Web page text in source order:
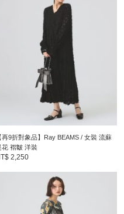
機電腦螢幕顯示而有些許不
。
品照。
。秉持著”The way of chic”
案出有趣的單品。保持著
的女性能夠找到”chic”的生活
再9折對象品】Ray BEAMS / 女裝 流蘇
花 褶皺 洋裝
2,250